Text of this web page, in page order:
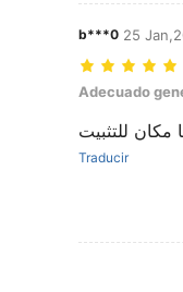
b***0 25
Adecuado
Adecuado
مكان للتثبيت
Traducir